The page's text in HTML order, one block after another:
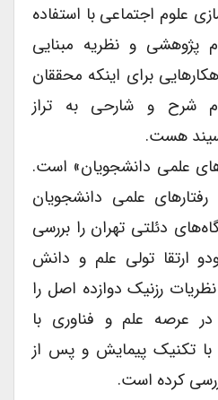
علوم اجتماعی با استفاده
پژوهشی و نظریه مبنایی
برای اینکه محققان
شرح و شارحی به تراز
هست.
علمی دانشجویان» است.
علمی دانشجویان
دئلتی تهران را بررسی
ارتقا تولی علم و دانش
رزنیک دوازده اصل را
عرصه علم و فناوری با
تکنیک پیمایش و پس از
کرده است.